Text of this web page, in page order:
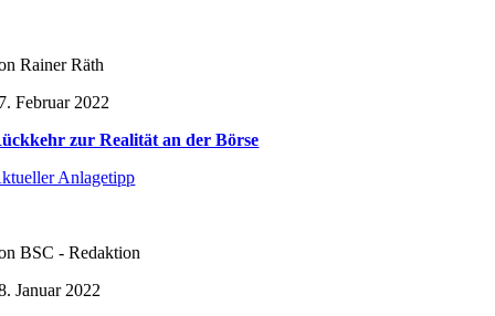
Rainer Räth
Februar 2022
zur Realität an der Börse
Anlagetipp
BSC - Redaktion
Januar 2022